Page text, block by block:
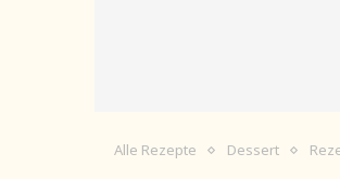
Alle Rezepte Dessert